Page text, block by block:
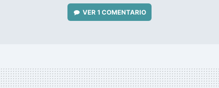
VER 1 COMENTARIO